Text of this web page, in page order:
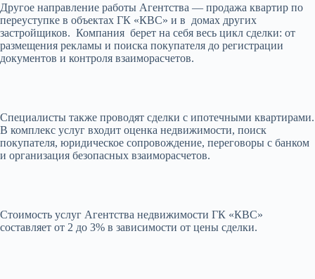
Другое направление работы Агентства — продажа квартир по
переуступке в объектах ГК «КВС» и в домах других
застройщиков. Компания берет на себя весь цикл сделки: от
размещения рекламы и поиска покупателя до регистрации
документов и контроля взаиморасчетов.
Специалисты также проводят сделки с ипотечными квартирами.
В комплекс услуг входит оценка недвижимости, поиск
покупателя, юридическое сопровождение, переговоры с банком
и организация безопасных взаиморасчетов.
Стоимость услуг Агентства недвижимости ГК «КВС»
составляет от 2 до 3% в зависимости от цены сделки.